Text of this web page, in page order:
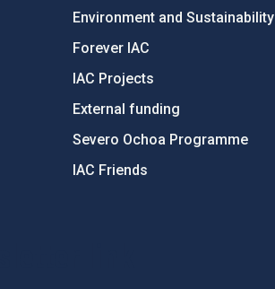
Environment and Sustainability
Forever IAC
IAC Projects
External funding
Severo Ochoa Programme
IAC Friends